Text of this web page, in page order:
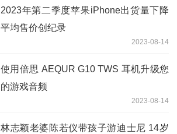
2023年第二季度苹果iPhone出货量下降
平均售价创纪录
2023-08-14
使用倍思 AEQUR G10 TWS 耳机升级您
的游戏音频
2023-08-14
林志颖老婆陈若仪带孩子游迪士尼 14岁